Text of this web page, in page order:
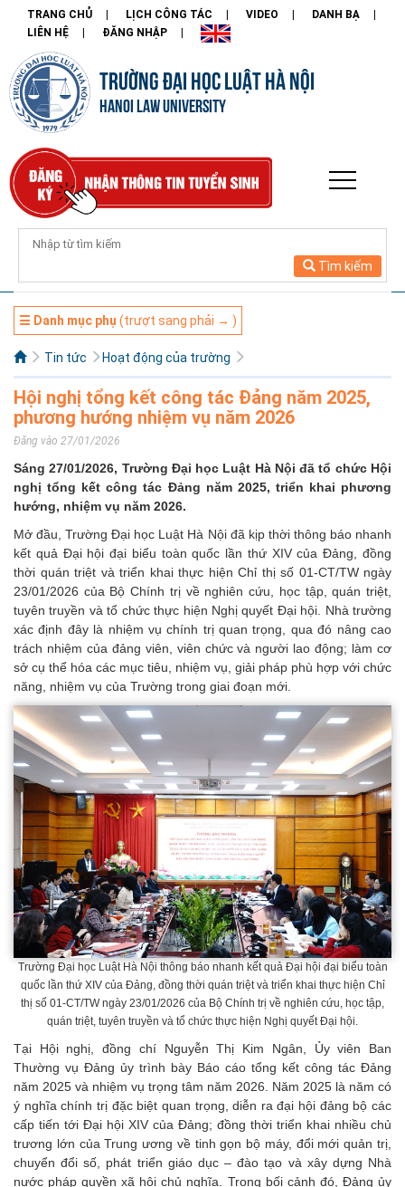
TRANG CHỦ LỊCH CÔNG TÁC VIDEO
DANH BẠ
LIÊN HỆ
ĐĂNG NHẬP
TRƯỜNG ĐẠI HỌC LUẬT HÀ NỘI
HANOI LAW UNIVERSITY
Tìm kiếm
☰ Danh mục phụ (trượt sang phải → )
Tin tức Hoạt động của trường
Hội nghị tổng kết công tác Đảng năm 2025,
phương hướng nhiệm vụ năm 2026
Đăng vào 27/01/2026
Sáng 27/01/2026, Trường Đại học Luật Hà Nội đã tổ chức Hội
nghị tổng kết công tác Đảng năm 2025, triển khai phương
hướng, nhiệm vụ năm 2026.
Mở đầu, Trường Đại học Luật Hà Nội đã kịp thời thông báo nhanh
kết quả Đại hội đại biểu toàn quốc lần thứ XIV của Đảng, đồng
thời quán triệt và triển khai thực hiện Chỉ thị số 01-CT/TW ngày
23/01/2026 của Bộ Chính trị về nghiên cứu, học tập, quán triệt,
tuyên truyền và tổ chức thực hiện Nghị quyết Đại hội. Nhà trường
xác định đây là nhiệm vụ chính trị quan trọng, qua đó nâng cao
trách nhiệm của đảng viên, viên chức và người lao động; làm cơ
sở cụ thể hóa các mục tiêu, nhiệm vụ, giải pháp phù hợp với chức
năng, nhiệm vụ của Trường trong giai đoạn mới.
Trường Đại học Luật Hà Nội thông báo nhanh kết quả Đại hội đại biểu toàn
quốc lần thứ XIV của Đảng, đồng thời quán triệt và triển khai thực hiện Chỉ
thị số 01-CT/TW ngày 23/01/2026 của Bộ Chính trị về nghiên cứu, học tập,
quán triệt, tuyên truyền và tổ chức thực hiện Nghị quyết Đại hội.
Tại Hội nghị, đồng chí Nguyễn Thị Kim Ngân, Ủy viên Ban
Thường vụ Đảng ủy trình bày Báo cáo tổng kết công tác Đảng
năm 2025 và nhiệm vụ trọng tâm năm 2026. Năm 2025 là năm có
ý nghĩa chính trị đặc biệt quan trọng, diễn ra đại hội đảng bộ các
cấp tiến tới Đại hội XIV của Đảng; đồng thời triển khai nhiều chủ
trương lớn của Trung ương về tinh gọn bộ máy, đổi mới quản trị,
chuyển đổi số, phát triển giáo dục – đào tạo và xây dựng Nhà
nước pháp quyền xã hội chủ nghĩa. Trong bối cảnh đó, Đảng ủy